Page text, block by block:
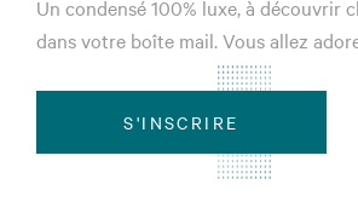
Un condensé 100% luxe, à découvrir
dans votre boîte mail. Vous allez
S'INSCRIRE